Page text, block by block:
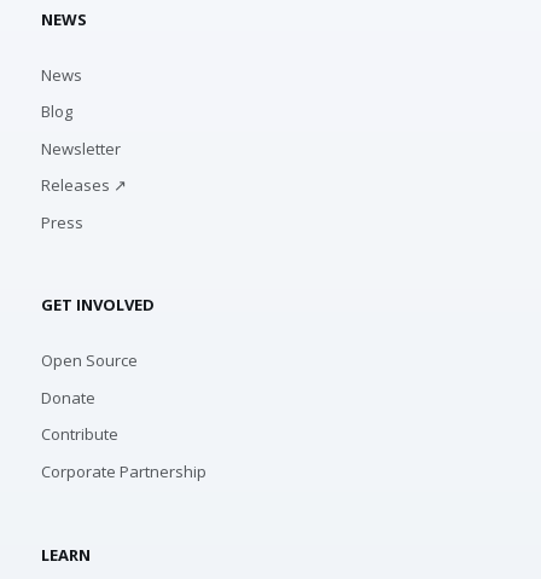
NEWS
News
Blog
Newsletter
Releases ↗
Press
GET INVOLVED
Open Source
Donate
Contribute
Corporate Partnership
LEARN